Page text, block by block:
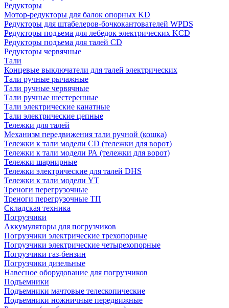
Редукторы
Мотор-редукторы для балок опорных KD
Редукторы для штабелеров-бочкокантователей WPDS
Редукторы подъема для лебедок электрических KCD
Редукторы подъема для талей CD
Редукторы червячные
Тали
Концевые выключатели для талей электрических
Тали ручные рычажные
Тали ручные червячные
Тали ручные шестеренные
Тали электрические канатные
Тали электрические цепные
Тележки для талей
Механизм передвижения тали ручной (кошка)
Тележки к тали модели CD (тележки для ворот)
Тележки к тали модели РА (тележки для ворот)
Тележки шарнирные
Тележки электрические для талей DHS
Тележки к тали модели YT
Треноги перегрузочные
Треноги перегрузочные ТП
Складская техника
Погрузчики
Аккумуляторы для погрузчиков
Погрузчики электрические трехопорные
Погрузчики электрические четырехопорные
Погрузчики газ-бензин
Погрузчики дизельные
Навесное оборудование для погрузчиков
Подъемники
Подъемники мачтовые телескопические
Подъемники ножничные передвижные